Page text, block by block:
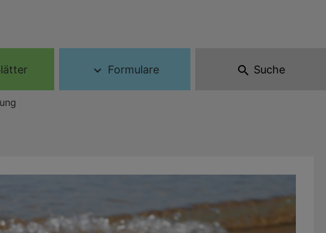
expand_more Formulare search Suche